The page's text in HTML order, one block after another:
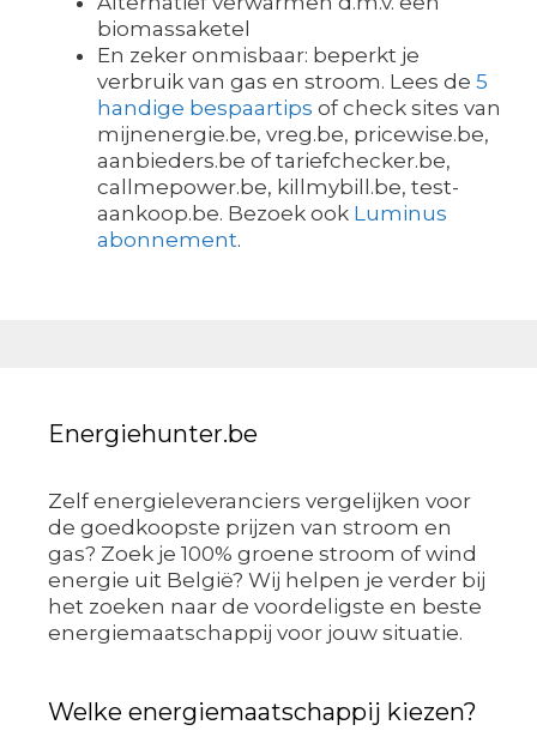
biomassaketel
En zeker onmisbaar: beperkt je
verbruik van gas en stroom. Lees de 5
handige bespaartips of check sites van
mijnenergie.be, vreg.be, pricewise.be,
aanbieders.be of tariefchecker.be,
callmepower.be, killmybill.be, test-
aankoop.be. Bezoek ook Luminus
abonnement.
Energiehunter.be
Zelf energieleveranciers vergelijken voor
de goedkoopste prijzen van stroom en
gas? Zoek je 100% groene stroom of wind
energie uit België? Wij helpen je verder bij
het zoeken naar de voordeligste en beste
energiemaatschappij voor jouw situatie.
Welke energiemaatschappij kiezen?